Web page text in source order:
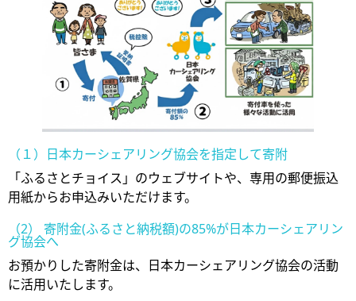
（１）日本カーシェアリング協会を指定して寄附
「ふるさとチョイス」のウェブサイトや、専用の郵便振込
用紙からお申込みいただけます。
（2） 寄附金(ふるさと納税額)の85%が日本カーシェアリン
グ協会へ
お預かりした寄附金は、日本カーシェアリング協会の活動
に活用いたします。